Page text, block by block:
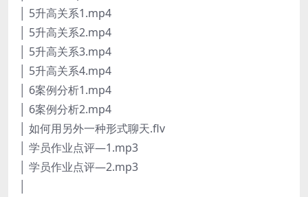
│ 5升高关系1.mp4
│ 5升高关系2.mp4
│ 5升高关系3.mp4
│ 5升高关系4.mp4
│ 6案例分析1.mp4
│ 6案例分析2.mp4
│ 如何用另外一种形式聊天.flv
│ 学员作业点评—1.mp3
│ 学员作业点评—2.mp3